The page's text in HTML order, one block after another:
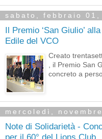
sabato, febbraio 01,
Il Premio ‘San Giulio’
Edile del VCO
Creato
, il Premio San
concreto a
mercoledì,
Note di Solidarietà -